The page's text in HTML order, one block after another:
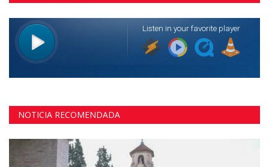
NOTICIA RECOMENDADA